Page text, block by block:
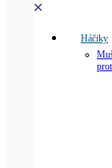
✕
Háčiky